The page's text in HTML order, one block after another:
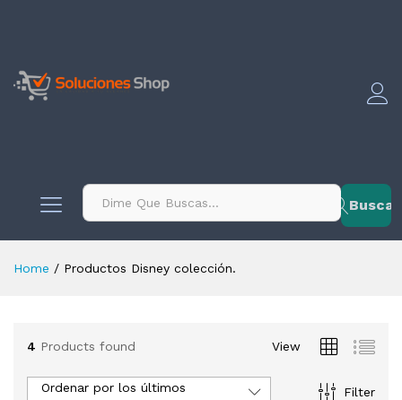
Buscar
Home / Productos Disney colección.
4 Products found View
Filter
Ordenar por los últimos